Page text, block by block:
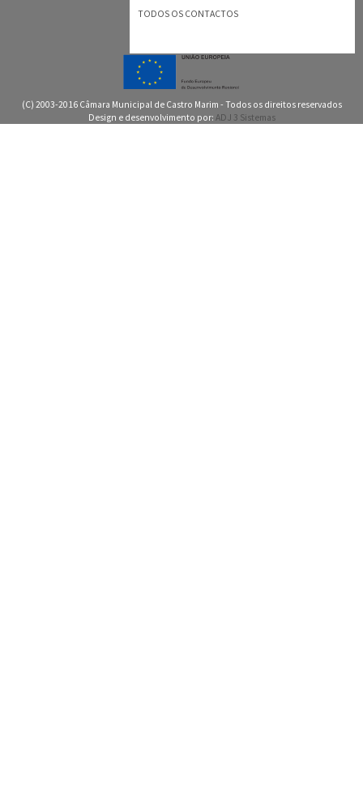
TODOS OS CONTACTOS
(C) 2003-2016 Câmara Municipal de Castro Marim - Todos os direitos reservados
Design e desenvolvimento por: ADJ 3 Sistemas